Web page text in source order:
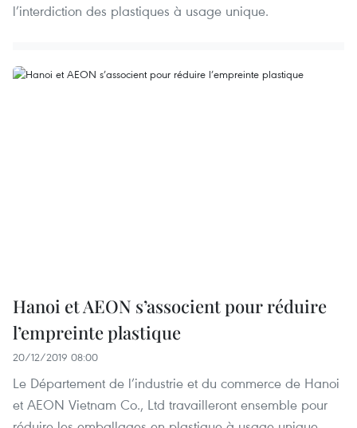
l’interdiction des plastiques à usage unique.
Hanoi et AEON s’associent pour réduire
l’empreinte plastique
20/12/2019 08:00
Le Département de l’industrie et du commerce de Hanoi
et AEON Vietnam Co., Ltd travailleront ensemble pour